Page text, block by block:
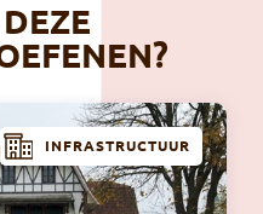
INFRASTRUCTUUR